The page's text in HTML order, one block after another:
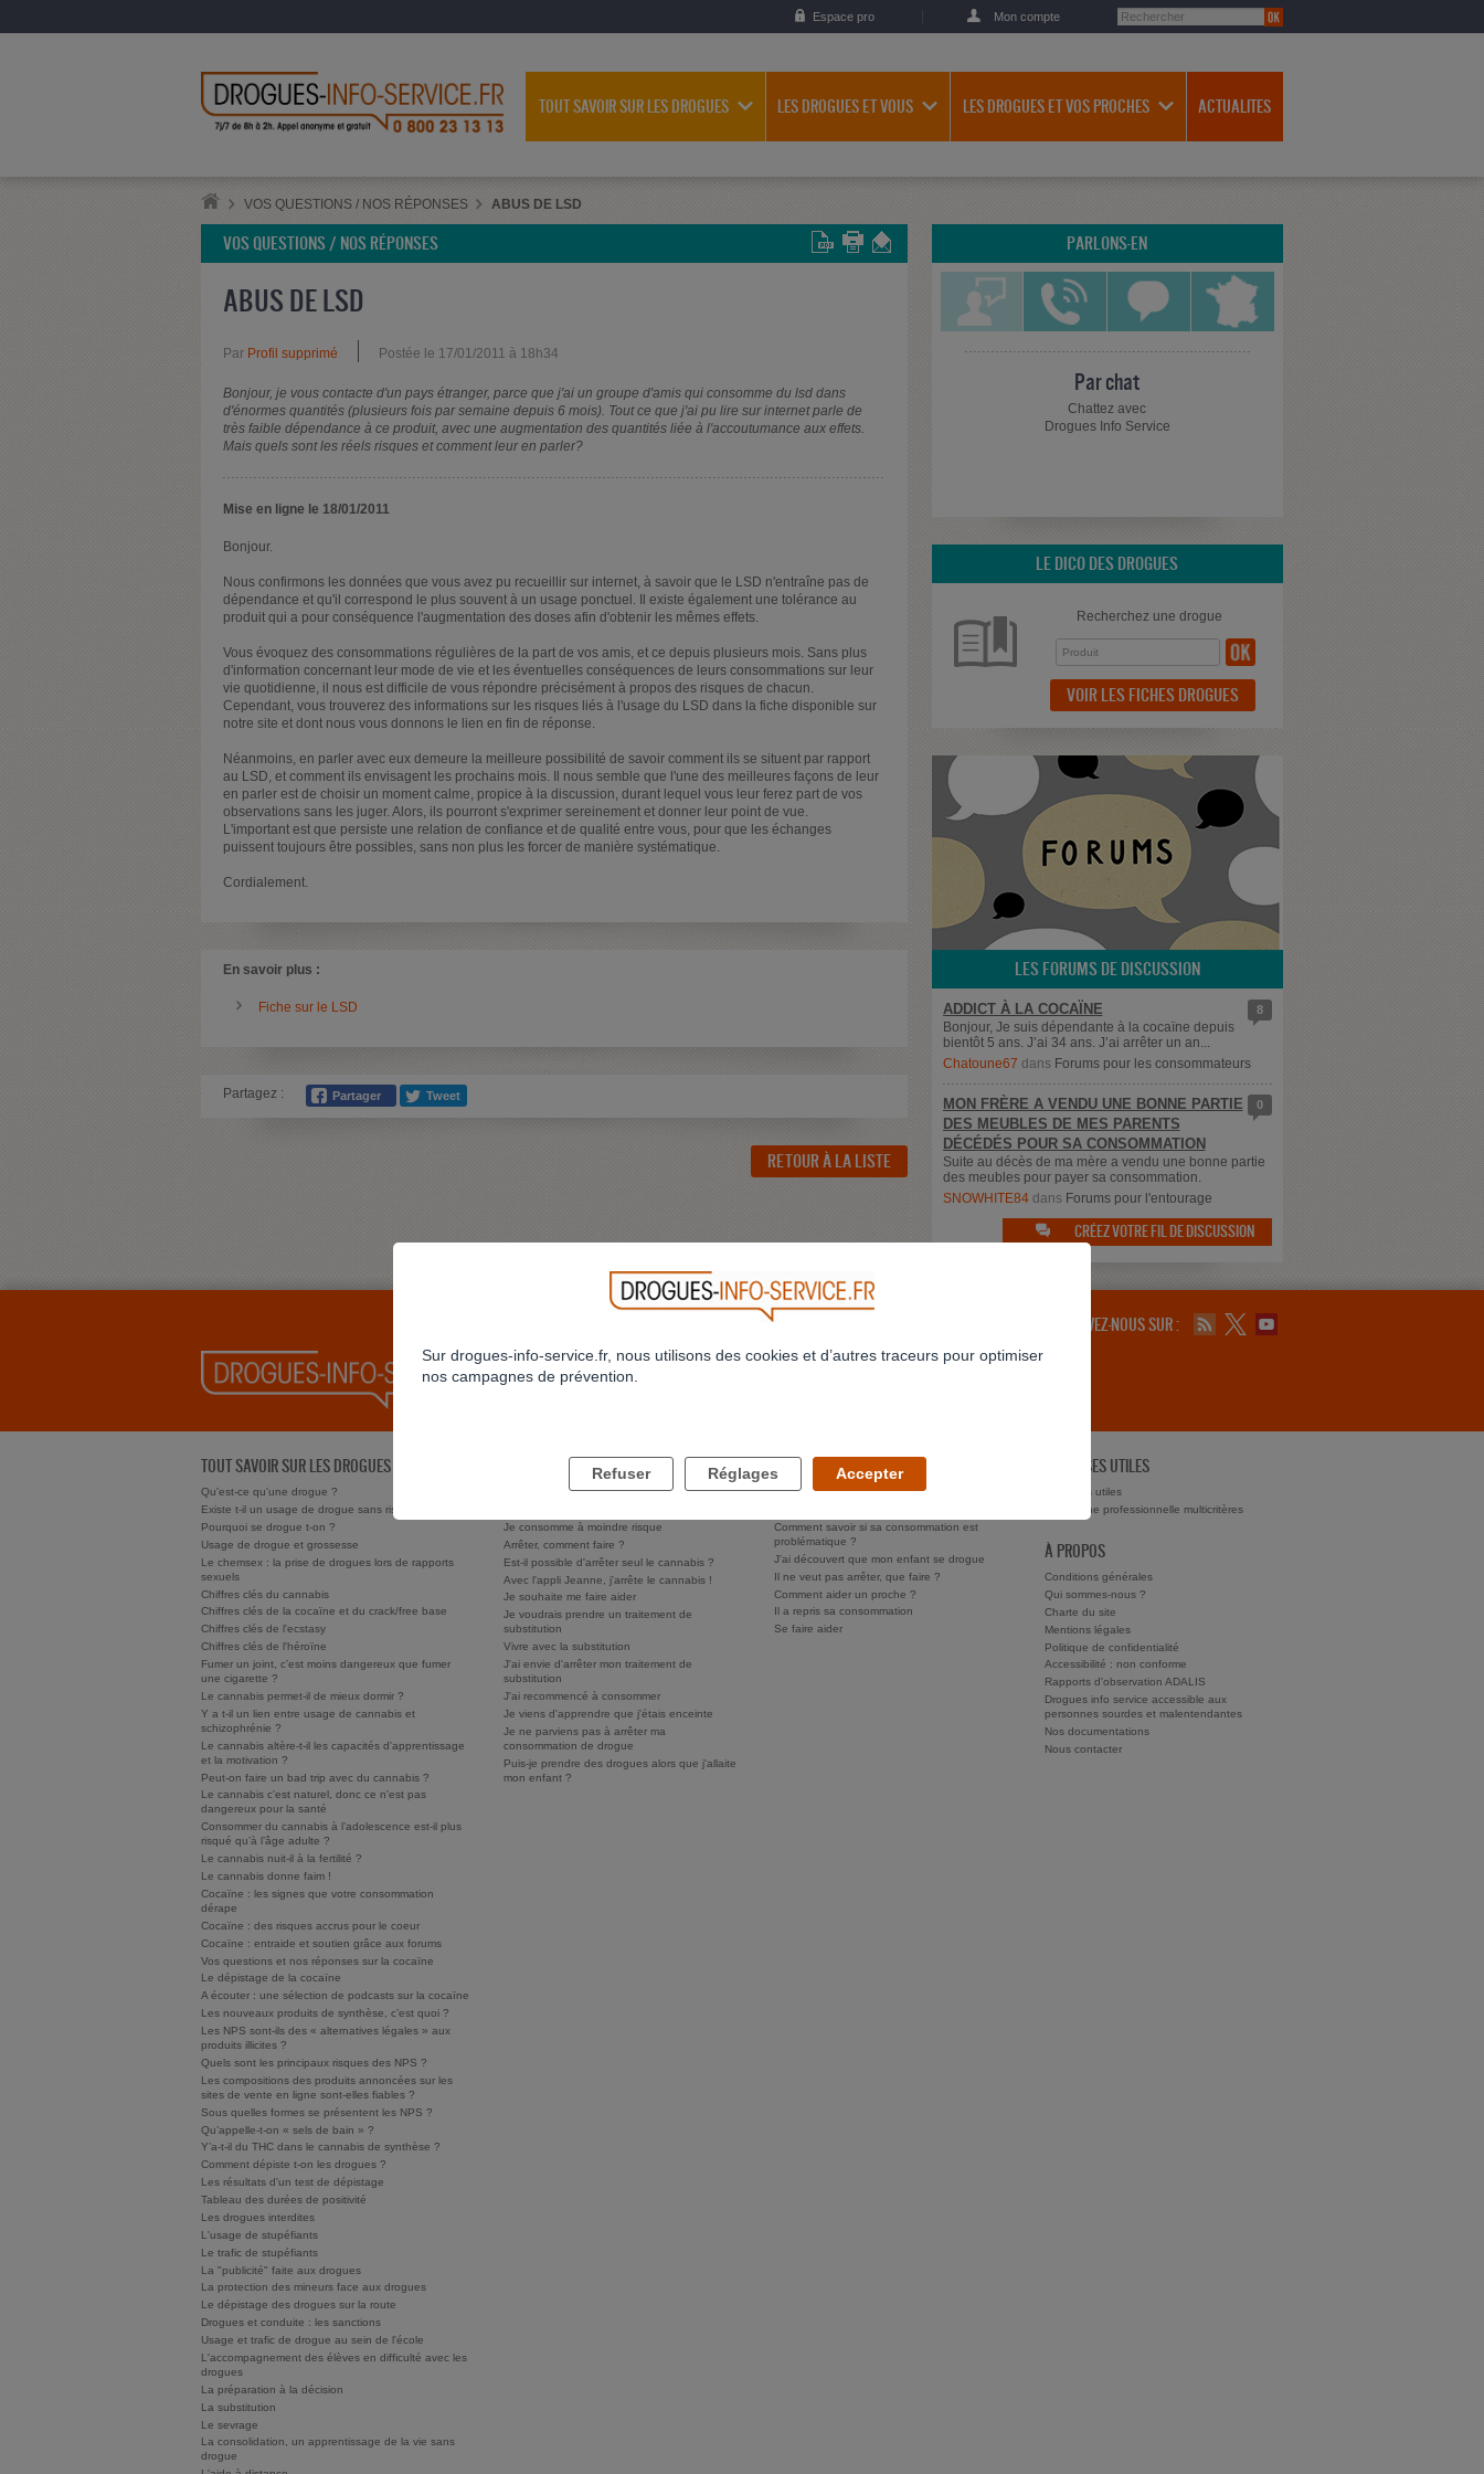
Espace pro Mon compte
TOUT SAVOIR SUR LES DROGUES LES DROGUES ET VOUS LES DROGUES ET VOS PROCHES ACTUALITES
VOS QUESTIONS / NOS RÉPONSES ABUS DE LSD
VOS QUESTIONS / NOS RÉPONSES
ABUS DE LSD
Par Profil supprimé Postée le 17/01/2011 à 18h34
Bonjour, je vous contacte d'un pays étranger, parce que j'ai un groupe d'amis qui consomme du lsd dans
d'énormes quantités (plusieurs fois par semaine depuis 6 mois). Tout ce que j'ai pu lire sur internet parle de
très faible dépendance à ce produit, avec une augmentation des quantités liée à l'accoutumance aux effets.
Mais quels sont les réels risques et comment leur en parler?
Mise en ligne le 18/01/2011
Bonjour.
Nous confirmons les données que vous avez pu recueillir sur internet, à savoir que le LSD n'entraîne pas de
dépendance et qu'il correspond le plus souvent à un usage ponctuel. Il existe également une tolérance au
produit qui a pour conséquence l'augmentation des doses afin d'obtenir les mêmes effets.
Vous évoquez des consommations régulières de la part de vos amis, et ce depuis plusieurs mois. Sans plus
d'information concernant leur mode de vie et les éventuelles conséquences de leurs consommations sur leur
vie quotidienne, il nous est difficile de vous répondre précisément à propos des risques de chacun.
Cependant, vous trouverez des informations sur les risques liés à l'usage du LSD dans la fiche disponible sur
notre site et dont nous vous donnons le lien en fin de réponse.
Néanmoins, en parler avec eux demeure la meilleure possibilité de savoir comment ils se situent par rapport
au LSD, et comment ils envisagent les prochains mois. Il nous semble que l'une des meilleures façons de leur
en parler est de choisir un moment calme, propice à la discussion, durant lequel vous leur ferez part de vos
observations sans les juger. Alors, ils pourront s'exprimer sereinement et donner leur point de vue.
L'important est que persiste une relation de confiance et de qualité entre vous, pour que les échanges
puissent toujours être possibles, sans non plus les forcer de manière systématique.
Cordialement.
En savoir plus :
Fiche sur le LSD
Partagez :
RETOUR À LA LISTE
PARLONS-EN
Par chat
Chattez avec
Drogues Info Service
LE DICO DES DROGUES
Recherchez une drogue
VOIR LES FICHES DROGUES
LES FORUMS DE DISCUSSION
8
ADDICT À LA COCAÏNE
Bonjour, Je suis dépendante à la cocaïne depuis
bientôt 5 ans. J’ai 34 ans. J’ai arrêter un an...
Chatoune67 dans Forums pour les consommateurs
0
MON FRÈRE A VENDU UNE BONNE PARTIE
DES MEUBLES DE MES PARENTS
DÉCÉDÉS POUR SA CONSOMMATION
Suite au décès de ma mère a vendu une bonne partie
des meubles pour payer sa consommation.
SNOWHITE84dans Forums pour l'entourage
 CRÉEZ VOTRE FIL DE DISCUSSION
SUIVEZ-NOUS SUR :
TOUT SAVOIR SUR LES DROGUES
Qu'est-ce qu'une drogue ?
Existe t-il un usage de drogue sans risque ?
Pourquoi se drogue t-on ?
Usage de drogue et grossesse
Le chemsex : la prise de drogues lors de rapports
sexuels
Chiffres clés du cannabis
Chiffres clés de la cocaïne et du crack/free base
Chiffres clés de l'ecstasy
Chiffres clés de l'héroïne
Fumer un joint, c’est moins dangereux que fumer
une cigarette ?
Le cannabis permet-il de mieux dormir ?
Y a t-il un lien entre usage de cannabis et
schizophrénie ?
Le cannabis altère-t-il les capacités d'apprentissage
et la motivation ?
Peut-on faire un bad trip avec du cannabis ?
Le cannabis c'est naturel, donc ce n'est pas
dangereux pour la santé
Consommer du cannabis à l’adolescence est-il plus
risqué qu’à l’âge adulte ?
Le cannabis nuit-il à la fertilité ?
Le cannabis donne faim !
Cocaïne : les signes que votre consommation
dérape
Cocaïne : des risques accrus pour le coeur
Cocaïne : entraide et soutien grâce aux forums
Vos questions et nos réponses sur la cocaïne
Le dépistage de la cocaïne
A écouter : une sélection de podcasts sur la cocaïne
Les nouveaux produits de synthèse, c’est quoi ?
Les NPS sont-ils des « alternatives légales » aux
produits illicites ?
Quels sont les principaux risques des NPS ?
Les compositions des produits annoncées sur les
sites de vente en ligne sont-elles fiables ?
Sous quelles formes se présentent les NPS ?
Qu’appelle-t-on « sels de bain » ?
Y’a-t-il du THC dans le cannabis de synthèse ?
Comment dépiste t-on les drogues ?
Les résultats d'un test de dépistage
Tableau des durées de positivité
Les drogues interdites
L'usage de stupéfiants
Le trafic de stupéfiants
La "publicité" faite aux drogues
La protection des mineurs face aux drogues
Le dépistage des drogues sur la route
Drogues et conduite : les sanctions
Usage et trafic de drogue au sein de l'école
L'accompagnement des élèves en difficulté avec les
drogues
La préparation à la décision
La substitution
Le sevrage
La consolidation, un apprentissage de la vie sans
drogue
LES DROGUES ET VOUS
Comment savoir si j'ai un problème ?
Je consomme à moindre risque
Arrêter, comment faire ?
Est-il possible d'arrêter seul le cannabis ?
Avec l'appli Jeanne, j'arrête le cannabis !
Je souhaite me faire aider
Je voudrais prendre un traitement de
substitution
Vivre avec la substitution
J'ai envie d'arrêter mon traitement de
substitution
J'ai recommencé à consommer
Je viens d'apprendre que j'étais enceinte
Je ne parviens pas à arrêter ma
consommation de drogue
Puis-je prendre des drogues alors que j'allaite
mon enfant ?
LES DROGUES ET VOS PROCHES
Comment parler des drogues à mes enfants ?
Comment savoir si sa consommation est
problématique ?
J'ai découvert que mon enfant se drogue
Il ne veut pas arrêter, que faire ?
Comment aider un proche ?
Il a repris sa consommation
Se faire aider
ADRESSES UTILES
Adresses utiles
Recherche professionnelle multicritères
À PROPOS
Conditions générales
Qui sommes-nous ?
Charte du site
Mentions légales
Politique de confidentialité
Accessibilité : non conforme
Rapports d'observation ADALIS
Drogues info service accessible aux
personnes sourdes et malentendantes
Nos documentations
Nous contacter
Sur drogues-info-service.fr, nous utilisons des cookies et d’autres traceurs pour optimiser
nos campagnes de prévention.
Refuser Réglages Accepter